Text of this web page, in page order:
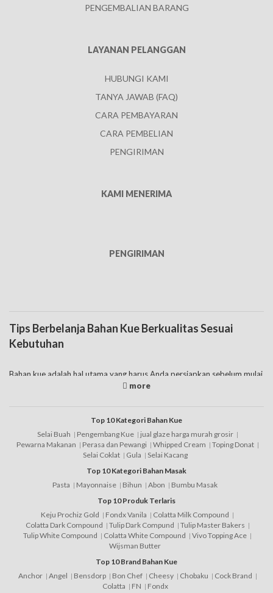
PENGEMBALIAN BARANG
LAYANAN PELANGGAN
HUBUNGI KAMI
TANYA JAWAB (FAQ)
CARA PEMBAYARAN
CARA PEMBELIAN
PENGIRIMAN
KAMI MENERIMA
PENGIRIMAN
Tips Berbelanja Bahan Kue Berkualitas Sesuai
Kebutuhan
Bahan kue adalah hal utama yang harus Anda persiapkan sebelum mulai
eksekusi pembuatannya. Pada dasarnya seperti yang diketahui
produk impor, bahan kue murahmerklokal sampai dengan bahan kue
dengan kebutuhan.
Namun juga harus diketahui bahwa tak semua toko menjual secara
eceran. Banyak diantaranya yang jual bahan kue grosir, sehingga harus
dicek terlebih dahulu sebelum membelinya. Berbicara mengenai harga
bahan kue murah, namun juga ada yang menawarkan harga cukup
mahal, tergantung dari merknya. Adapun beberapa tipsnya bagi Anda
dalam berbelanja produk tersebut, yaitu:
1. Pastikan memilih bahan kue halal, apalagi untuk masyarakat
Indonesia yang mayoritas muslim, karena jika menggunakan bahan yang
tentunya akan jadi masalah dikemudian hari.
Top 10 Kategori Bahan Kue
Selai Buah
Pengembang Kue
jual glaze harga murah grosir
Pewarna Makanan
Perasa dan Pewangi Whipped Cream
Toping Donat
Selai Coklat
Gula
Selai Kacang
Top 10 Kategori Bahan Masak
Pasta
Mayonnaise Bihun Abon
Bumbu Masak
Top 10 Produk Terlaris
Keju Prochiz Gold
Fondx Vanila
Colatta Milk Compound
Colatta Dark Compound
Tulip Dark Compund
Tulip Master Bakers
Tulip White Compound
Colatta White Compound
Vivo Topping Ace
Wijsman Butter
Top 10 Brand Bahan Kue
Anchor
Angel Bensdorp Bon Chef Cheesy Chobaku
Cock Brand
Colatta
FN Fondx